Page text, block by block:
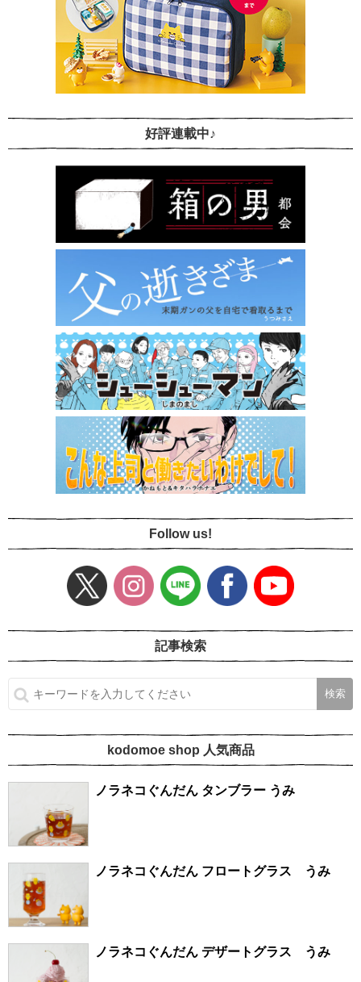
好評連載中♪
Follow us!
記事検索
kodomoe shop 人気商品
ノラネコぐんだん タンブラー うみ
ノラネコぐんだん フロートグラス うみ
ノラネコぐんだん デザートグラス うみ